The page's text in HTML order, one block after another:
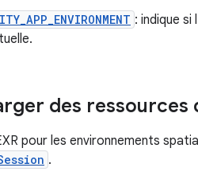
: indique
des ressources
pour les environnements
.